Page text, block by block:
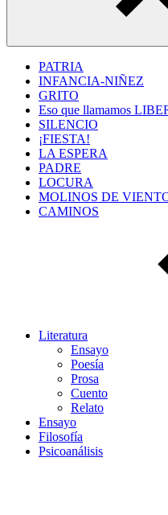
PATRIA
INFANCIA-NIÑEZ
GRITO
Eso que llamamos
SILENCIO
¡FIESTA!
LA ESPERA
PADRE
LOCURA
MOLINOS DE
CAMINOS
Literatura
Ensayo
Poesía
Prosa
Cuento
Relato
Ensayo
Filosofía
Psicoanálisis